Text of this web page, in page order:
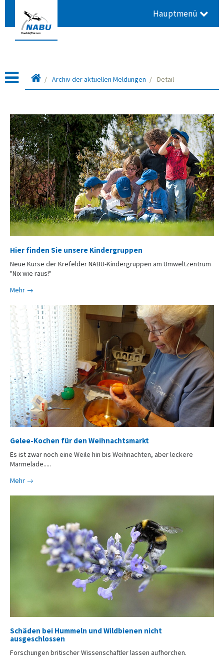
Hauptmenü
Startseite
Archiv der aktuellen Meldungen Detail
Hier finden Sie unsere Kindergruppen
Neue Kurse der Krefelder NABU-Kindergruppen am Umweltzentrum
"Nix wie raus!"
Mehr →
Gelee-Kochen für den Weihnachtsmarkt
Es ist zwar noch eine Weile hin bis Weihnachten, aber leckere
Marmelade.....
Mehr →
Schäden bei Hummeln und Wildbienen nicht
ausgeschlossen
Forschungen britischer Wissenschaftler lassen aufhorchen.